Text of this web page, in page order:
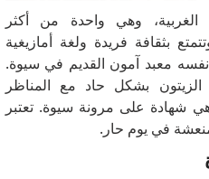
وهي واحدة من أكثر
بثقافة فريدة ولغة أمازيغية
نفسه معبد آمون القديم في سيوة.
الزيتون بشكل حاد مع المناظر
شهادة على مرونة سيوة. تعتبر
في يوم حار.